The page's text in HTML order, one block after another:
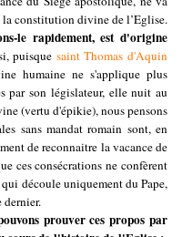
la constitution divine de l’Eglise.
le rapidement, est d'origine
puisque saint Thomas d'Aquin
humaine ne s'applique plus
par son législateur, elle nuit au
(vertu d'épikie), nous pensons
sans mandat romain sont, en
de reconnaitre la vacance de
ces consécrations ne confèrent
découle uniquement du Pape,
dernier.
prouver ces propos par